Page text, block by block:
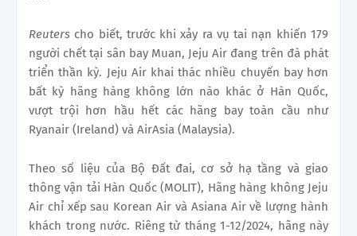
Reuters cho biết, trước khi xảy ra vụ tai nạn khiến 179
người chết tại sân bay Muan, Jeju Air đang trên đà phát
triển thần kỳ. Jeju Air khai thác nhiều chuyến bay hơn
bất kỳ hãng hàng không lớn nào khác ở Hàn Quốc,
vượt trội hơn hầu hết các hãng bay toàn cầu như
Ryanair (Ireland) và AirAsia (Malaysia).
Theo số liệu của Bộ Đất đai, cơ sở hạ tầng và giao
thông vận tải Hàn Quốc (MOLIT), Hãng hàng không Jeju
Air chỉ xếp sau Korean Air và Asiana Air về lượng hành
khách trong nước. Riêng từ tháng 1-12/2024, hãng này